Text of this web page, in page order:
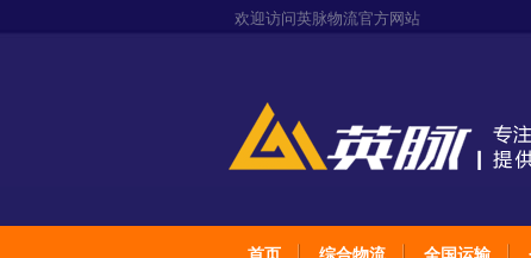
欢迎访问英脉物流官方网站